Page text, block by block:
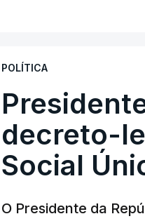
POLÍTICA
decreto-
Social
O Presidente da